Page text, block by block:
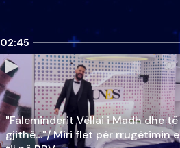
02:45
"Faleminderit Vëllai i Madh dhe të
gjithë…"/ Miri flet për rrugëtimin e